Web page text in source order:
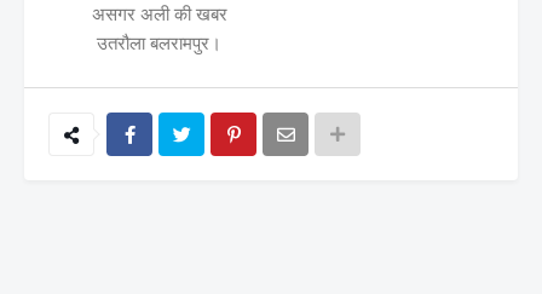
असगर अली की खबर
उतरौला बलरामपुर।